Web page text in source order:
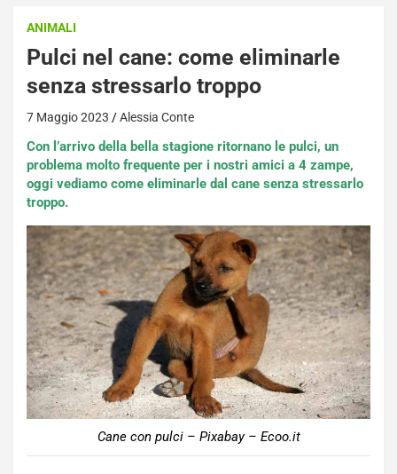
ANIMALI
Pulci nel cane: come eliminarle
senza stressarlo troppo
7 Maggio 2023 Alessia Conte
Con l’arrivo della bella stagione ritornano le pulci, un
problema molto frequente per i nostri amici a 4 zampe,
oggi vediamo come eliminarle dal cane senza stressarlo
troppo.
Cane con pulci – Pixabay – Ecoo.it